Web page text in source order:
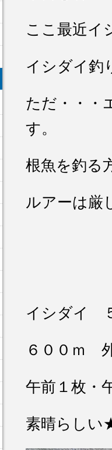
ここ最近イ
イシダイ釣
ただ・・・
す。
根魚を釣る
ルアーは厳
イシダイ
６００ｍ
午前１枚・
素晴らし